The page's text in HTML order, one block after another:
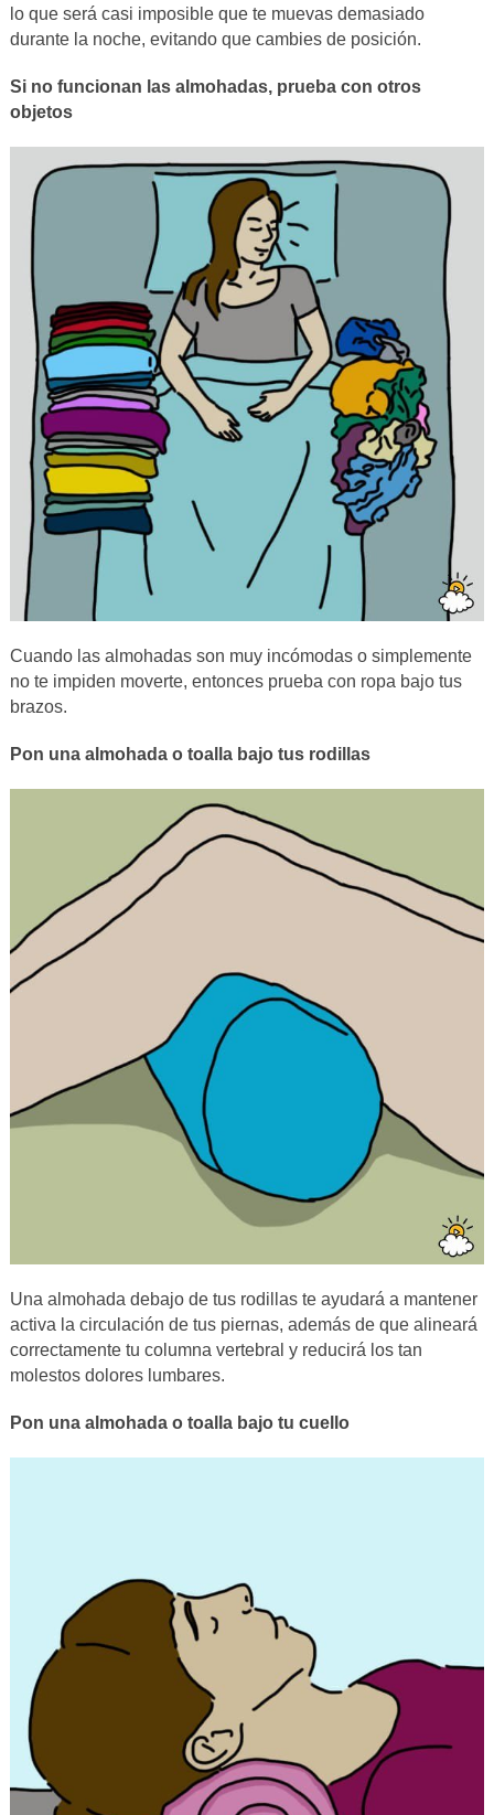
lo que será casi imposible que te muevas demasiado
durante la noche, evitando que cambies de posición.
Si no funcionan las almohadas, prueba con otros
objetos
Cuando las almohadas son muy incómodas o simplemente
no te impiden moverte, entonces prueba con ropa bajo tus
brazos.
Pon una almohada o toalla bajo tus rodillas
Una almohada debajo de tus rodillas te ayudará a mantener
activa la circulación de tus piernas, además de que alineará
correctamente tu columna vertebral y reducirá los tan
molestos dolores lumbares.
Pon una almohada o toalla bajo tu cuello